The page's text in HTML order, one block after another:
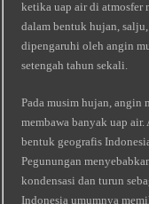
ketika uap air di atmosfer
dalam bentuk hujan,
dipengaruhi oleh angin
setengah tahun sekali.
Pada musim hujan, angin
membawa banyak uap
bentuk geografis
Pegunungan
kondensasi dan turun
Indonesia umumnya